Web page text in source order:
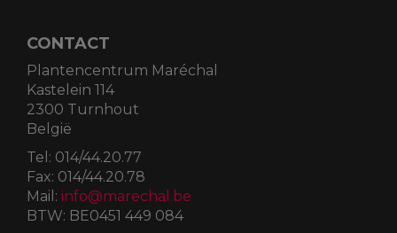
CONTACT
Plantencentrum Maréchal
Kastelein 114
2300 Turnhout
België
Tel: 014/44.20.77
Fax: 014/44.20.78
Mail: info@marechal.be
BTW: BE0451 449 084